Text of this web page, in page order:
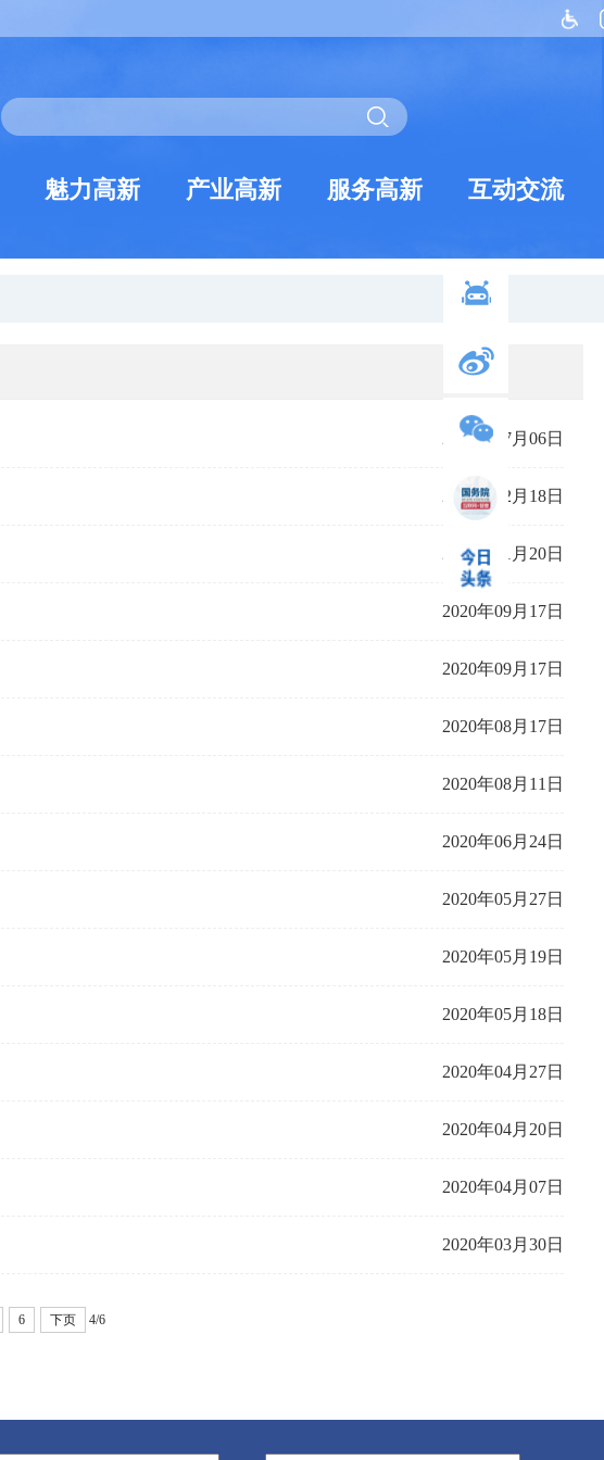
魅力高新 产业高新 服务高新 互动交流
2021年07月06日
2021年02月18日
2020年11月20日
2020年09月17日
2020年09月17日
2020年08月17日
2020年08月11日
2020年06月24日
2020年05月27日
2020年05月19日
2020年05月18日
2020年04月27日
2020年04月20日
2020年04月07日
2020年03月30日
6 下页 4/6